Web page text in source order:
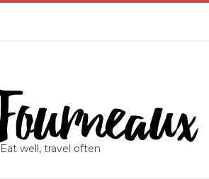
Eat well, travel often